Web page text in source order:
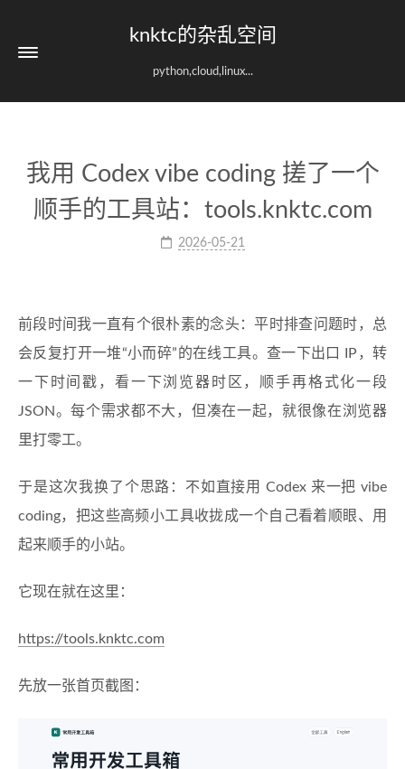
knktc的杂乱空间
python,cloud,linux...
我用 Codex vibe coding 搓了一个
顺手的工具站：tools.knktc.com
2026-05-21
前段时间我一直有个很朴素的念头：平时排查问题时，总
会反复打开一堆“小而碎”的在线工具。查一下出口 IP，转
一下时间戳，看一下浏览器时区，顺手再格式化一段
JSON。每个需求都不大，但凑在一起，就很像在浏览器
里打零工。
于是这次我换了个思路：不如直接用 Codex 来一把 vibe
coding，把这些高频小工具收拢成一个自己看着顺眼、用
起来顺手的小站。
它现在就在这里：
https://tools.knktc.com
先放一张首页截图：